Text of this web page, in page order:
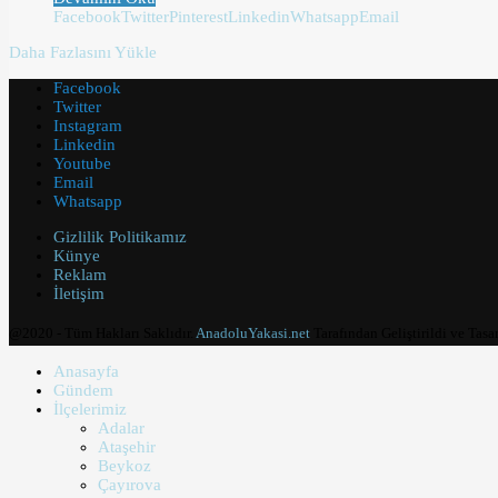
FacebookTwitterPinterestLinkedinWhatsappEmail
Daha Fazlasını Yükle
Facebook
Twitter
Instagram
Linkedin
Youtube
Email
Whatsapp
Gizlilik Politikamız
Künye
Reklam
İletişim
AnadoluYakasi.net
Anasayfa
Gündem
İlçelerimiz
Adalar
Ataşehir
Beykoz
Çayırova